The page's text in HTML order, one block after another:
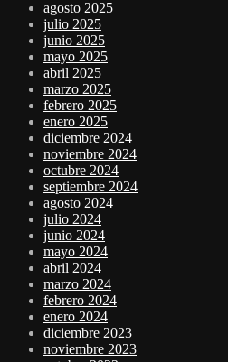
agosto 2025
julio 2025
junio 2025
mayo 2025
abril 2025
marzo 2025
febrero 2025
enero 2025
diciembre 2024
noviembre 2024
octubre 2024
septiembre 2024
agosto 2024
julio 2024
junio 2024
mayo 2024
abril 2024
marzo 2024
febrero 2024
enero 2024
diciembre 2023
noviembre 2023